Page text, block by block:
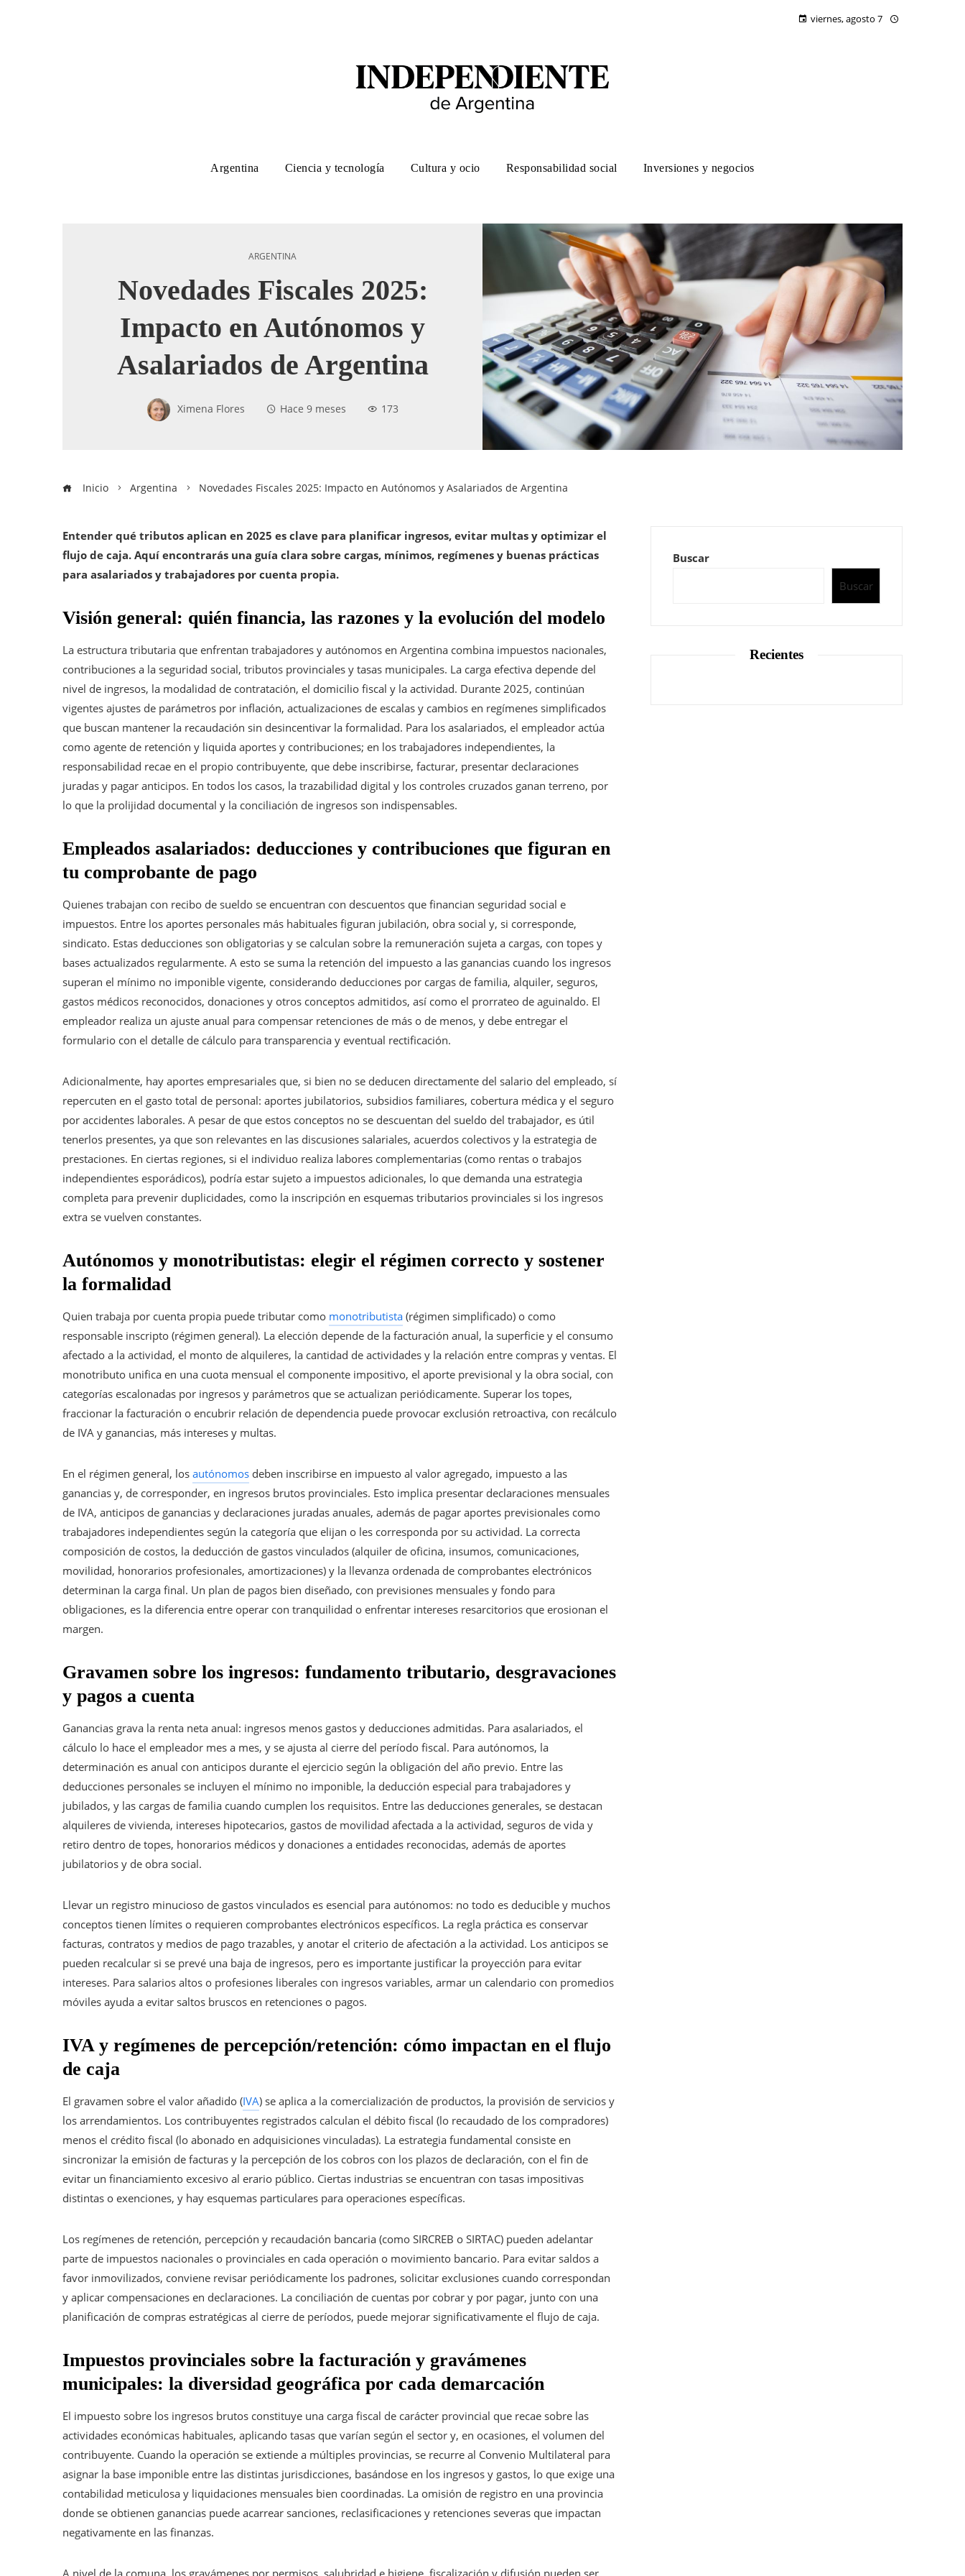
viernes, agosto 7
Argentina Ciencia y tecnología Cultura y ocio Responsabilidad social Inversiones y negocios
ARGENTINA
Novedades Fiscales 2025:
Impacto en Autónomos y
Asalariados de Argentina
Ximena Flores Hace 9 meses 173
Inicio Argentina Novedades Fiscales 2025: Impacto en Autónomos y Asalariados de Argentina
Entender qué tributos aplican en 2025 es clave para planificar ingresos, evitar multas y optimizar el
flujo de caja. Aquí encontrarás una guía clara sobre cargas, mínimos, regímenes y buenas prácticas
para asalariados y trabajadores por cuenta propia.
Visión general: quién financia, las razones y la evolución del modelo
La estructura tributaria que enfrentan trabajadores y autónomos en Argentina combina impuestos nacionales,
contribuciones a la seguridad social, tributos provinciales y tasas municipales. La carga efectiva depende del
nivel de ingresos, la modalidad de contratación, el domicilio fiscal y la actividad. Durante 2025, continúan
vigentes ajustes de parámetros por inflación, actualizaciones de escalas y cambios en regímenes simplificados
que buscan mantener la recaudación sin desincentivar la formalidad. Para los asalariados, el empleador actúa
como agente de retención y liquida aportes y contribuciones; en los trabajadores independientes, la
responsabilidad recae en el propio contribuyente, que debe inscribirse, facturar, presentar declaraciones
juradas y pagar anticipos. En todos los casos, la trazabilidad digital y los controles cruzados ganan terreno, por
lo que la prolijidad documental y la conciliación de ingresos son indispensables.
Empleados asalariados: deducciones y contribuciones que figuran en
tu comprobante de pago
Quienes trabajan con recibo de sueldo se encuentran con descuentos que financian seguridad social e
impuestos. Entre los aportes personales más habituales figuran jubilación, obra social y, si corresponde,
sindicato. Estas deducciones son obligatorias y se calculan sobre la remuneración sujeta a cargas, con topes y
bases actualizados regularmente. A esto se suma la retención del impuesto a las ganancias cuando los ingresos
superan el mínimo no imponible vigente, considerando deducciones por cargas de familia, alquiler, seguros,
gastos médicos reconocidos, donaciones y otros conceptos admitidos, así como el prorrateo de aguinaldo. El
empleador realiza un ajuste anual para compensar retenciones de más o de menos, y debe entregar el
formulario con el detalle de cálculo para transparencia y eventual rectificación.
Adicionalmente, hay aportes empresariales que, si bien no se deducen directamente del salario del empleado, sí
repercuten en el gasto total de personal: aportes jubilatorios, subsidios familiares, cobertura médica y el seguro
por accidentes laborales. A pesar de que estos conceptos no se descuentan del sueldo del trabajador, es útil
tenerlos presentes, ya que son relevantes en las discusiones salariales, acuerdos colectivos y la estrategia de
prestaciones. En ciertas regiones, si el individuo realiza labores complementarias (como rentas o trabajos
independientes esporádicos), podría estar sujeto a impuestos adicionales, lo que demanda una estrategia
completa para prevenir duplicidades, como la inscripción en esquemas tributarios provinciales si los ingresos
extra se vuelven constantes.
Autónomos y monotributistas: elegir el régimen correcto y sostener
la formalidad
Quien trabaja por cuenta propia puede tributar como monotributista (régimen simplificado) o como
responsable inscripto (régimen general). La elección depende de la facturación anual, la superficie y el consumo
afectado a la actividad, el monto de alquileres, la cantidad de actividades y la relación entre compras y ventas. El
monotributo unifica en una cuota mensual el componente impositivo, el aporte previsional y la obra social, con
categorías escalonadas por ingresos y parámetros que se actualizan periódicamente. Superar los topes,
fraccionar la facturación o encubrir relación de dependencia puede provocar exclusión retroactiva, con recálculo
de IVA y ganancias, más intereses y multas.
En el régimen general, los autónomos deben inscribirse en impuesto al valor agregado, impuesto a las
ganancias y, de corresponder, en ingresos brutos provinciales. Esto implica presentar declaraciones mensuales
de IVA, anticipos de ganancias y declaraciones juradas anuales, además de pagar aportes previsionales como
trabajadores independientes según la categoría que elijan o les corresponda por su actividad. La correcta
composición de costos, la deducción de gastos vinculados (alquiler de oficina, insumos, comunicaciones,
movilidad, honorarios profesionales, amortizaciones) y la llevanza ordenada de comprobantes electrónicos
determinan la carga final. Un plan de pagos bien diseñado, con previsiones mensuales y fondo para
obligaciones, es la diferencia entre operar con tranquilidad o enfrentar intereses resarcitorios que erosionan el
margen.
Gravamen sobre los ingresos: fundamento tributario, desgravaciones
y pagos a cuenta
Ganancias grava la renta neta anual: ingresos menos gastos y deducciones admitidas. Para asalariados, el
cálculo lo hace el empleador mes a mes, y se ajusta al cierre del período fiscal. Para autónomos, la
determinación es anual con anticipos durante el ejercicio según la obligación del año previo. Entre las
deducciones personales se incluyen el mínimo no imponible, la deducción especial para trabajadores y
jubilados, y las cargas de familia cuando cumplen los requisitos. Entre las deducciones generales, se destacan
alquileres de vivienda, intereses hipotecarios, gastos de movilidad afectada a la actividad, seguros de vida y
retiro dentro de topes, honorarios médicos y donaciones a entidades reconocidas, además de aportes
jubilatorios y de obra social.
Llevar un registro minucioso de gastos vinculados es esencial para autónomos: no todo es deducible y muchos
conceptos tienen límites o requieren comprobantes electrónicos específicos. La regla práctica es conservar
facturas, contratos y medios de pago trazables, y anotar el criterio de afectación a la actividad. Los anticipos se
pueden recalcular si se prevé una baja de ingresos, pero es importante justificar la proyección para evitar
intereses. Para salarios altos o profesiones liberales con ingresos variables, armar un calendario con promedios
móviles ayuda a evitar saltos bruscos en retenciones o pagos.
IVA y regímenes de percepción/retención: cómo impactan en el flujo
de caja
El gravamen sobre el valor añadido (IVA) se aplica a la comercialización de productos, la provisión de servicios y
los arrendamientos. Los contribuyentes registrados calculan el débito fiscal (lo recaudado de los compradores)
menos el crédito fiscal (lo abonado en adquisiciones vinculadas). La estrategia fundamental consiste en
sincronizar la emisión de facturas y la percepción de los cobros con los plazos de declaración, con el fin de
evitar un financiamiento excesivo al erario público. Ciertas industrias se encuentran con tasas impositivas
distintas o exenciones, y hay esquemas particulares para operaciones específicas.
Los regímenes de retención, percepción y recaudación bancaria (como SIRCREB o SIRTAC) pueden adelantar
parte de impuestos nacionales o provinciales en cada operación o movimiento bancario. Para evitar saldos a
favor inmovilizados, conviene revisar periódicamente los padrones, solicitar exclusiones cuando correspondan
y aplicar compensaciones en declaraciones. La conciliación de cuentas por cobrar y por pagar, junto con una
planificación de compras estratégicas al cierre de períodos, puede mejorar significativamente el flujo de caja.
Impuestos provinciales sobre la facturación y gravámenes
municipales: la diversidad geográfica por cada demarcación
El impuesto sobre los ingresos brutos constituye una carga fiscal de carácter provincial que recae sobre las
actividades económicas habituales, aplicando tasas que varían según el sector y, en ocasiones, el volumen del
contribuyente. Cuando la operación se extiende a múltiples provincias, se recurre al Convenio Multilateral para
asignar la base imponible entre las distintas jurisdicciones, basándose en los ingresos y gastos, lo que exige una
contabilidad meticulosa y liquidaciones mensuales bien coordinadas. La omisión de registro en una provincia
donde se obtienen ganancias puede acarrear sanciones, reclasificaciones y retenciones severas que impactan
negativamente en las finanzas.
A nivel de la comuna, los gravámenes por permisos, salubridad e higiene, fiscalización y difusión pueden ser
Buscar
Buscar
Recientes